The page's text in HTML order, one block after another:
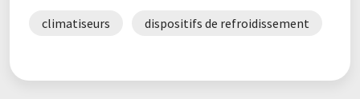
climatiseurs dispositifs de refroidissement